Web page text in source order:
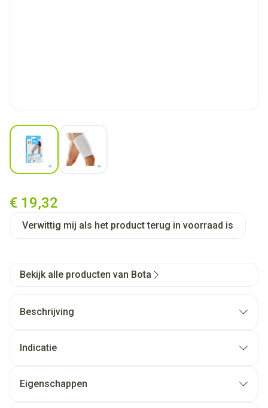
View larger imageView larger image
€ 19,32
Verwittig mij als het product terug in voorraad is
Bekijk alle producten van Bota
Beschrijving
Indicatie
Eigenschappen